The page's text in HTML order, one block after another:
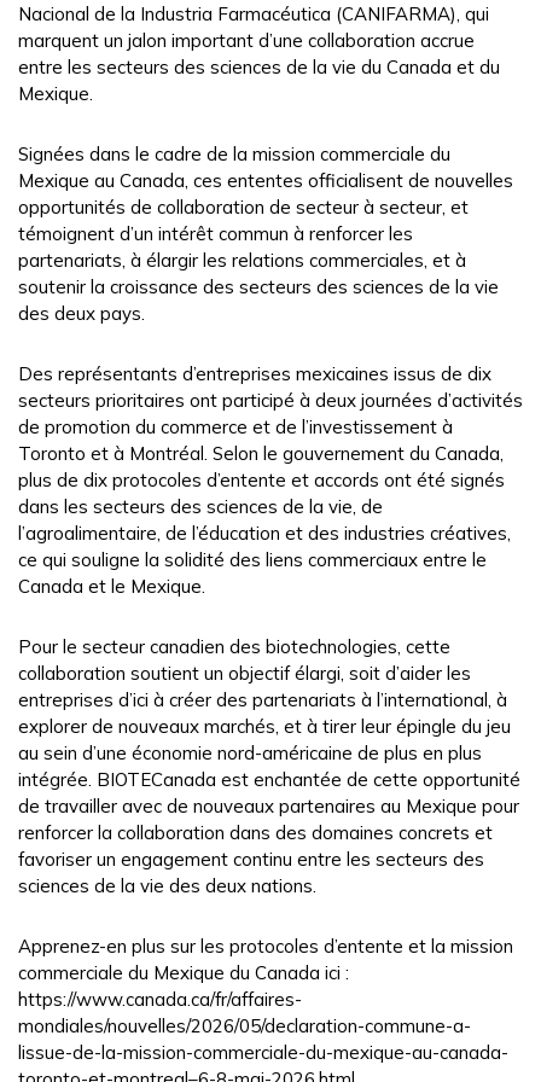
Nacional de la Industria Farmacéutica (CANIFARMA), qui
marquent un jalon important d’une collaboration accrue
entre les secteurs des sciences de la vie du Canada et du
Mexique.
Signées dans le cadre de la mission commerciale du
Mexique au Canada, ces ententes officialisent de nouvelles
opportunités de collaboration de secteur à secteur, et
témoignent d’un intérêt commun à renforcer les
partenariats, à élargir les relations commerciales, et à
soutenir la croissance des secteurs des sciences de la vie
des deux pays.
Des représentants d’entreprises mexicaines issus de dix
secteurs prioritaires ont participé à deux journées d’activités
de promotion du commerce et de l’investissement à
Toronto et à Montréal. Selon le gouvernement du Canada,
plus de dix protocoles d’entente et accords ont été signés
dans les secteurs des sciences de la vie, de
l’agroalimentaire, de l’éducation et des industries créatives,
ce qui souligne la solidité des liens commerciaux entre le
Canada et le Mexique.
Pour le secteur canadien des biotechnologies, cette
collaboration soutient un objectif élargi, soit d’aider les
entreprises d’ici à créer des partenariats à l’international, à
explorer de nouveaux marchés, et à tirer leur épingle du jeu
au sein d’une économie nord-américaine de plus en plus
intégrée. BIOTECanada est enchantée de cette opportunité
de travailler avec de nouveaux partenaires au Mexique pour
renforcer la collaboration dans des domaines concrets et
favoriser un engagement continu entre les secteurs des
sciences de la vie des deux nations.
Apprenez-en plus sur les protocoles d’entente et la mission
commerciale du Mexique du Canada ici :
https://www.canada.ca/fr/affaires-
mondiales/nouvelles/2026/05/declaration-commune-a-
lissue-de-la-mission-commerciale-du-mexique-au-canada-